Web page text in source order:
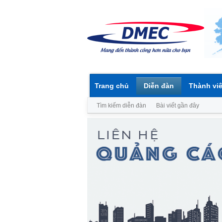
Trang chủ Diễn đàn
Tìm kiếm diễn đàn Bài viết gần đây
Thành